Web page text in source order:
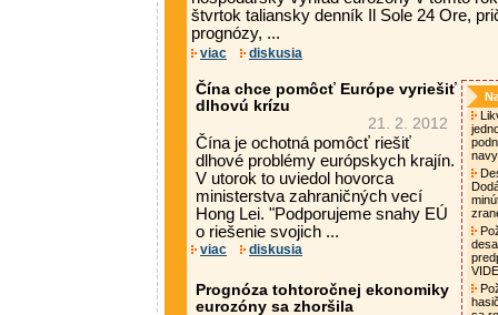
štvrtok taliansky denník Il Sole 24 Ore,
prognózy, ...
viac diskusia
Čína chce pomôcť Európe vyriešiť
dlhovú krízu
21. 2. 2012
Čína je ochotná pomôcť riešiť
dlhové problémy európskych krajín.
V utorok to uviedol hovorca
ministerstva zahraničných vecí
Hong Lei. "Podporujeme snahy EÚ
o riešenie svojich ...
viac diskusia
Prognóza tohtoročnej ekonomiky
eurozóny sa zhoršila